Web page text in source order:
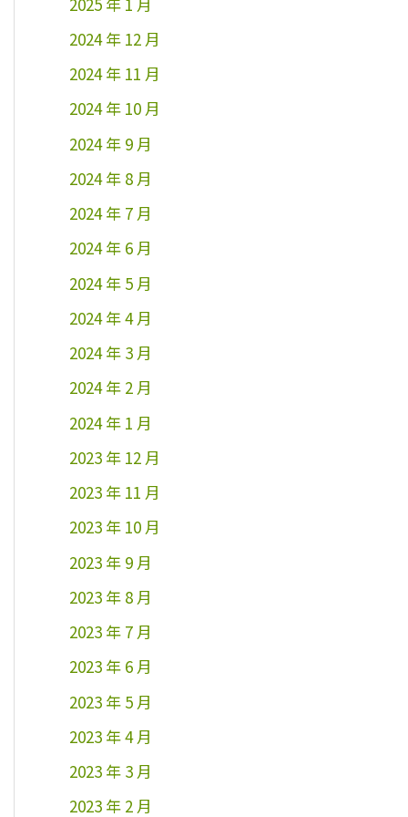
2024 年 12 月
2024 年 11 月
2024 年 10 月
2024 年 9 月
2024 年 8 月
2024 年 7 月
2024 年 6 月
2024 年 5 月
2024 年 4 月
2024 年 3 月
2024 年 2 月
2024 年 1 月
2023 年 12 月
2023 年 11 月
2023 年 10 月
2023 年 9 月
2023 年 8 月
2023 年 7 月
2023 年 6 月
2023 年 5 月
2023 年 4 月
2023 年 3 月
2023 年 2 月